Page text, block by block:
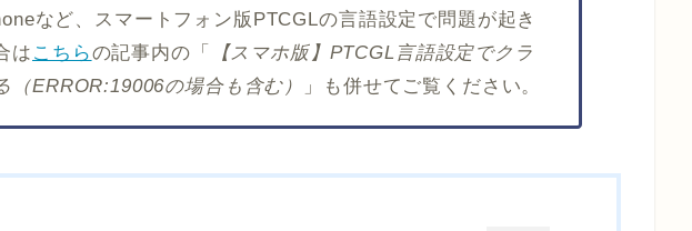
など、スマートフォン版PTCGLの言語設定で問題が起き
は こちらの記事内の「
【スマホ版】PTCGL言語設定でクラ
（ERROR:19006の場合も含む）
」も併せてご覧ください。